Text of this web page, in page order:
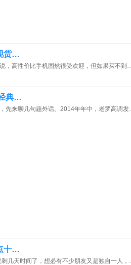
货…
，高性价比手机固然很受欢迎，但如果买不到
典…
，先来聊几句题外话。2014年年中，老罗高调
十…
剩几天时间了，想必有不少朋友又是独自一人